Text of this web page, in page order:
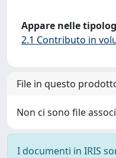
Appare nelle
2.1 Contributo in
File in questo
Non ci sono file
I documenti in IRIS